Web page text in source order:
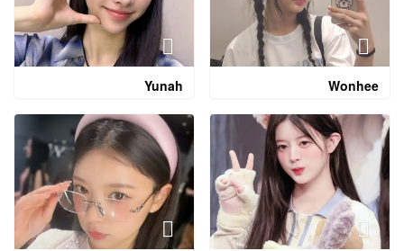
Wonhee
Yunah